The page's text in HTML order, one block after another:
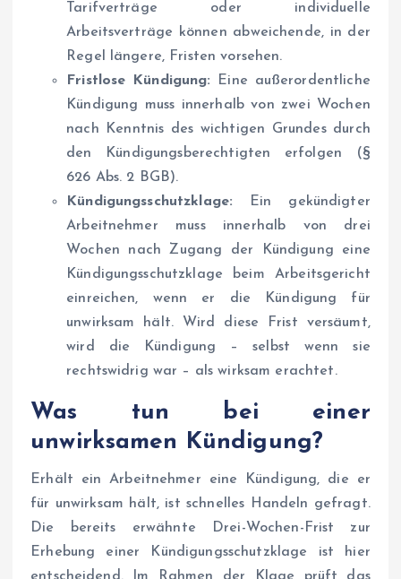
Tarifverträge oder individuelle
Arbeitsverträge können abweichende, in der
Regel längere, Fristen vorsehen.
Fristlose Kündigung: Eine außerordentliche
Kündigung muss innerhalb von zwei Wochen
nach Kenntnis des wichtigen Grundes durch
den Kündigungsberechtigten erfolgen (§
626 Abs. 2 BGB).
Kündigungsschutzklage: Ein gekündigter
Arbeitnehmer muss innerhalb von drei
Wochen nach Zugang der Kündigung eine
Kündigungsschutzklage beim Arbeitsgericht
einreichen, wenn er die Kündigung für
unwirksam hält. Wird diese Frist versäumt,
wird die Kündigung – selbst wenn sie
rechtswidrig war – als wirksam erachtet.
Was tun bei einer
unwirksamen Kündigung?
Erhält ein Arbeitnehmer eine Kündigung, die er
für unwirksam hält, ist schnelles Handeln gefragt.
Die bereits erwähnte Drei-Wochen-Frist zur
Erhebung einer Kündigungsschutzklage ist hier